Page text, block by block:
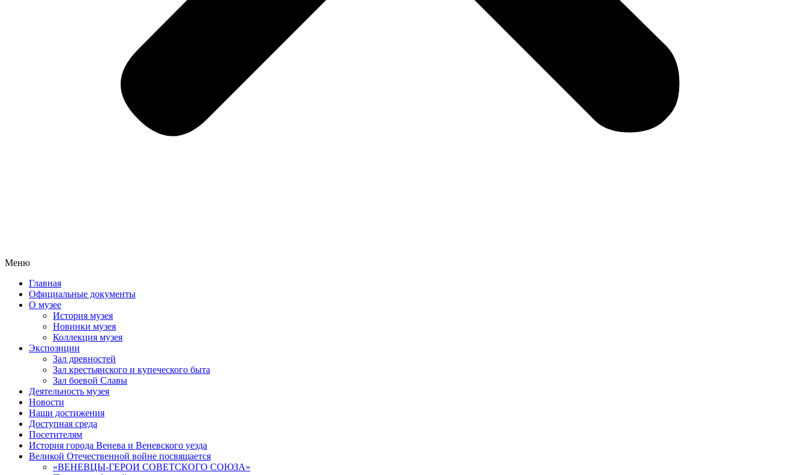
Меню
Главная
Официальные документы
О музее
История музея
Новинки музея
Коллекция музея
Экспозиции
Зал древностей
Зал крестьянского и купеческого быта
Зал боевой Славы
Деятельность музея
Новости
Наши достижения
Доступная среда
Посетителям
История города Венева и Веневского уезда
Великой Отечественной войне посвящается
«ВЕНЕВЦЫ-ГЕРОИ СОВЕТСКОГО СОЮЗА»